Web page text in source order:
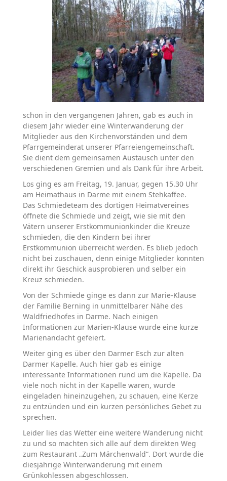
schon in den vergangenen Jahren, gab es auch in
diesem Jahr wieder eine Winterwanderung der
Mitglieder aus den Kirchenvorständen und dem
Pfarrgemeinderat unserer Pfarreiengemeinschaft.
Sie dient dem gemeinsamen Austausch unter den
verschiedenen Gremien und als Dank für ihre Arbeit.
Los ging es am Freitag, 19. Januar, gegen 15.30 Uhr
am Heimathaus in Darme mit einem Stehkaffee.
Das Schmiedeteam des dortigen Heimatvereines
öffnete die Schmiede und zeigt, wie sie mit den
Vätern unserer Erstkommunionkinder die Kreuze
schmieden, die den Kindern bei ihrer
Erstkommunion überreicht werden. Es blieb jedoch
nicht bei zuschauen, denn einige Mitglieder konnten
direkt ihr Geschick ausprobieren und selber ein
Kreuz schmieden.
Von der Schmiede ginge es dann zur Marie-Klause
der Familie Berning in unmittelbarer Nähe des
Waldfriedhofes in Darme. Nach einigen
Informationen zur Marien-Klause wurde eine kurze
Marienandacht gefeiert.
Weiter ging es über den Darmer Esch zur alten
Darmer Kapelle. Auch hier gab es einige
interessante Informationen rund um die Kapelle. Da
viele noch nicht in der Kapelle waren, wurde
eingeladen hineinzugehen, zu schauen, eine Kerze
zu entzünden und ein kurzen persönliches Gebet zu
sprechen.
Leider lies das Wetter eine weitere Wanderung nicht
zu und so machten sich alle auf dem direkten Weg
zum Restaurant „Zum Märchenwald“. Dort wurde die
diesjährige Winterwanderung mit einem
Grünkohlessen abgeschlossen.